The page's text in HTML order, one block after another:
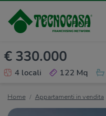
€ 330.000
4 locali 122 Mq
Home Appartamenti in vendita